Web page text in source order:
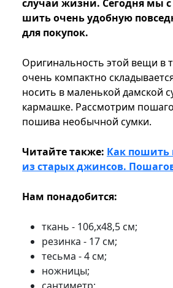
случаи жизни. Сегодня мы
шить очень удобную
для покупок.
Оригинальность этой вещи в
очень компактно
носить в маленькой дамской
кармашке. Рассмотрим
пошива необычной сумки.
Читайте также: Как пошить
из старых джинсов.
Нам понадобится:
ткань - 106,х48,5 см;
резинка - 17 см;
тесьма - 4 см;
ножницы;